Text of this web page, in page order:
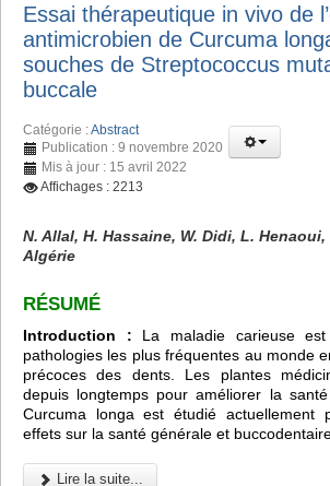
Essai thérapeutique in vivo de
antimicrobien de Curcuma
souches de Streptococcus
buccale
Catégorie :Abstract
Publication : 9 novembre 2020
Mis à jour : 15 avril 2022
Affichages : 2213
N. Allal, H. Hassaine, W. Didi, L.
Algérie
RÉSUMÉ
Introduction : La maladie carieuse
pathologies les plus fréquentes au monde
précoces des dents. Les plantes
depuis longtemps pour améliorer la
Curcuma longa est étudié actuellement
effets sur la santé générale et
Lire la suite...